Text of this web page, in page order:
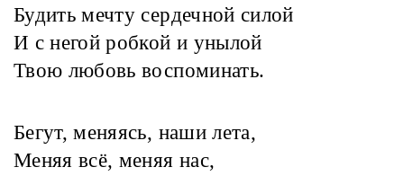
Будить мечту сердечной силой
И с негой робкой и унылой
Твою любовь воспоминать.
Бегут, меняясь, наши лета,
Меняя всё, меняя нас,